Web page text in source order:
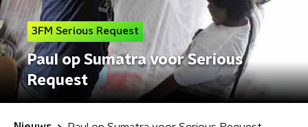
3FM Serious Request
Paul op Sumatra voor Serious
Request